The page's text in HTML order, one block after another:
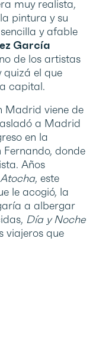
muy realista,
pintura y su
y afable
García
de los artistas
quizá el que
capital.
Madrid viene de
a Madrid
en la
donde
Años
Atocha, este
le acogió, la
a albergar
Día y Noche
viajeros que